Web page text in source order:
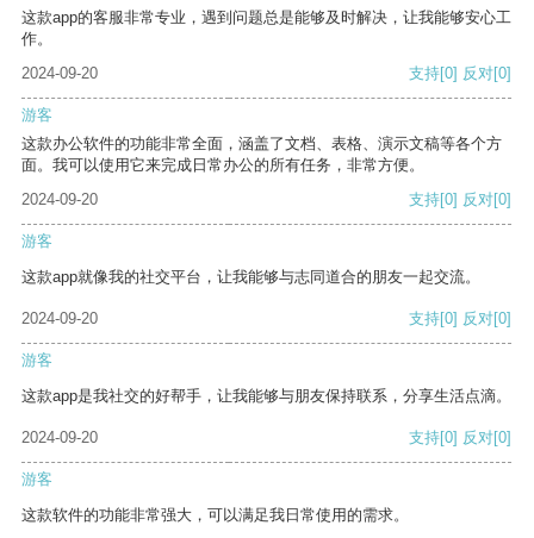
这款app的客服非常专业，遇到问题总是能够及时解决，让我能够安心工
作。
2024-09-20
支持[0] 反对[0]
游客
这款办公软件的功能非常全面，涵盖了文档、表格、演示文稿等各个方
面。我可以使用它来完成日常办公的所有任务，非常方便。
2024-09-20
支持[0] 反对[0]
游客
这款app就像我的社交平台，让我能够与志同道合的朋友一起交流。
2024-09-20 支持[0] 反对[0]
游客
这款app是我社交的好帮手，让我能够与朋友保持联系，分享生活点滴。
2024-09-20 支持[0] 反对[0]
游客
这款软件的功能非常强大，可以满足我日常使用的需求。